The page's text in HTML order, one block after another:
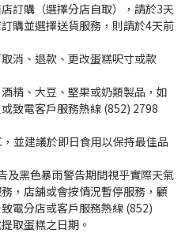
訂購（選擇分店自取），請於3天
購並選擇送貨服務，則請於4天前
消、退款、更改蛋糕呎寸或款
精、大豆、堅果或奶類製品，如
致電客戶服務熱線 (852) 2798
並建議於即日食用以保持最佳品
及黑色暴雨警告期間視乎實際天氣
，店舖或會按情況暫停服務，顧
電分店或客戶服務熱線 (852)
取蛋糕之日期。